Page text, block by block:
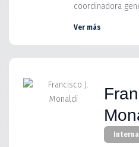
coordinadora
Ver más